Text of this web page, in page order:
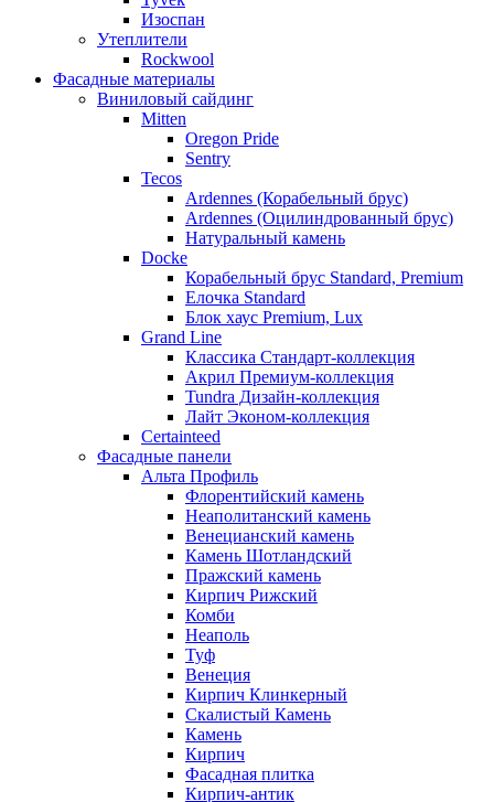
Изоспан
Утеплители
Rockwool
Фасадные материалы
Виниловый сайдинг
Mitten
Oregon Pride
Sentry
Tecos
Ardennes (Корабельный брус)
Ardennes (Оцилиндрованный брус)
Натуральный камень
Docke
Корабельный брус Standard, Premium
Елочка Standard
Блок хаус Premium, Lux
Grand Line
Классика Стандарт-коллекция
Акрил Премиум-коллекция
Tundra Дизайн-коллекция
Лайт Эконом-коллекция
Certainteed
Фасадные панели
Альта Профиль
Флорентийский камень
Неаполитанский камень
Венецианский камень
Камень Шотландский
Пражский камень
Кирпич Рижский
Комби
Неаполь
Туф
Венеция
Кирпич Клинкерный
Скалистый Камень
Камень
Кирпич
Фасадная плитка
Кирпич-антик